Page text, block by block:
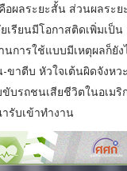
ผลระยะสั้น ส่วนผลระย
เรียนมีโอกาสติดเพิ่มเ
การใช้แบบมีเหตุผลก็ยั
ขาตีบ หัวใจเต้นผิดจังห
บรถชนเสียชีวิตในอเม
รับเข้าทำงาน